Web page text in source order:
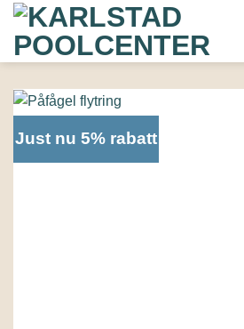
Skip
content
Just nu 5% rabatt